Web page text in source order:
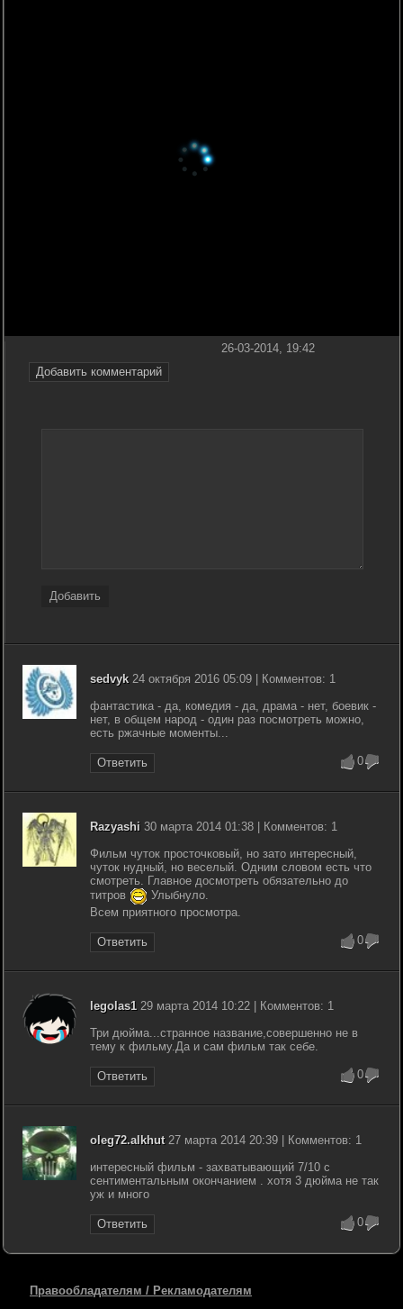
Добавить комментарий
26-03-2014, 19:42
Добавить
sedvyk24 октября 2016 05:09 | Комментов: 1
фантастика - да, комедия - да, драма - нет, боевик -
нет, в общем народ - один раз посмотреть можно,
есть ржачные моменты...
Ответить 0
Razyashi 30 марта 2014 01:38 | Комментов: 1
Фильм чуток просточковый, но зато интересный,
чуток нудный, но веселый. Одним словом есть что
смотреть. Главное досмотреть обязательно до
титров
Улыбнуло.
Всем приятного просмотра.
Ответить 0
legolas1 29 марта 2014 10:22 | Комментов: 1
Три дюйма...странное название,совершенно не в
тему к фильму.Да и сам фильм так себе.
Ответить 0
oleg72.alkhut27 марта 2014 20:39 | Комментов: 1
интересный фильм - захватывающий 7/10 с
сентиментальным окончанием . хотя 3 дюйма не так
уж и много
Ответить 0
Правообладателям / Рекламодателям